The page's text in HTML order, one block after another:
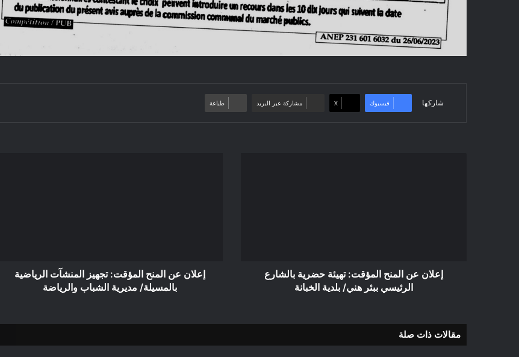
شاركها فيسبوك ‫X مشاركة عبر البريد طباعة
إعلان عن المنح المؤقت: تهيئة حضرية بالشارع
الرئيسي ببئر هني/ بلدية الخبانة
الشبابإعلان عن المنح المؤقت: تجهيز المنشآت الرياضية
بالمسيلة/ مديرية الشباب والرياضة
مقالات ذات صلة